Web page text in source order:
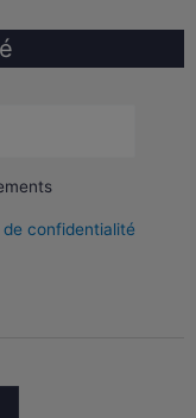
de confidentialité